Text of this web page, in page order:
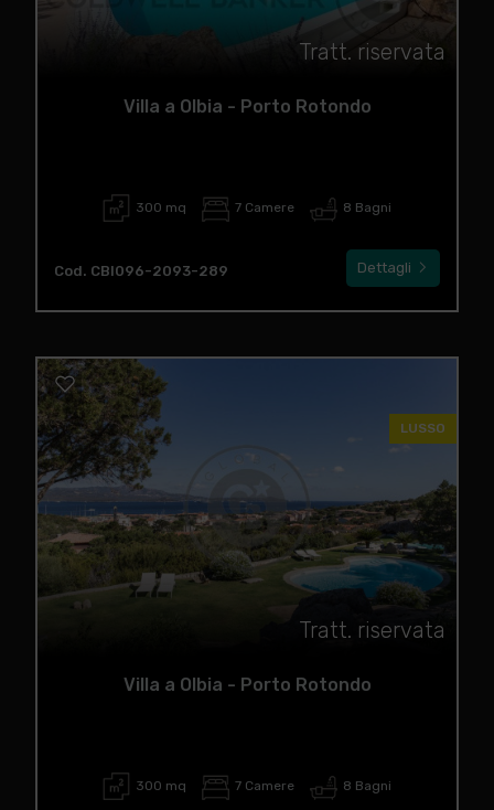
Tratt. riservata
Villa a Olbia - Porto Rotondo
300 mq 7 Camere 8 Bagni
Cod. CBI096-2093-289 Dettagli
LUSSO
Tratt. riservata
Villa a Olbia - Porto Rotondo
300 mq 7 Camere 8 Bagni